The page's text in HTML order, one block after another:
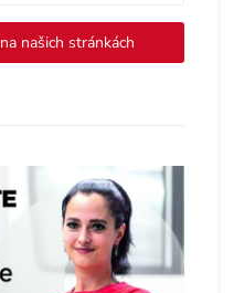
našich stránkách